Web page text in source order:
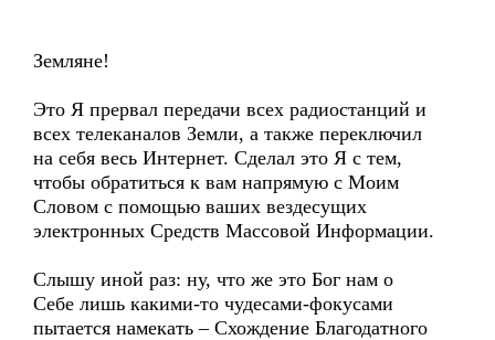
Земляне!
Это Я прервал передачи всех радиостанций и
всех телеканалов Земли, а также переключил
на себя весь Интернет. Сделал это Я с тем,
чтобы обратиться к вам напрямую с Моим
Словом с помощью ваших вездесущих
электронных Средств Массовой Информации.
Слышу иной раз: ну, что же это Бог нам о
Себе лишь какими-то чудесами-фокусами
пытается намекать – Схождение Благодатного